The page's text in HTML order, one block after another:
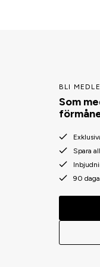
BLI
Som
Spara
90